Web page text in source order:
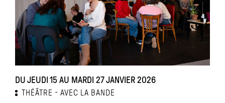
DU JEUDI 15 AU MARDI 27 JANVIER 2026
THÉÂTRE AVEC LA BANDE